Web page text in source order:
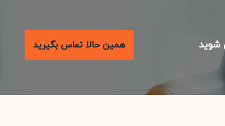
همین حالا تماس بگیرید